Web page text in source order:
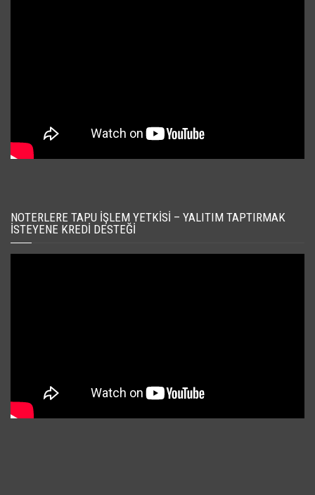
NOTERLERE TAPU İŞLEM YETKISI – YALITIM TAPTIRMAK
İSTEYENE KREDI DESTEĞI